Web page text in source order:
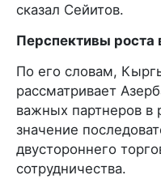
сказал Сейитов.
Перспективы роста
По его словам,
рассматривает
важных партнеров в
значение
двустороннего
сотрудничества.